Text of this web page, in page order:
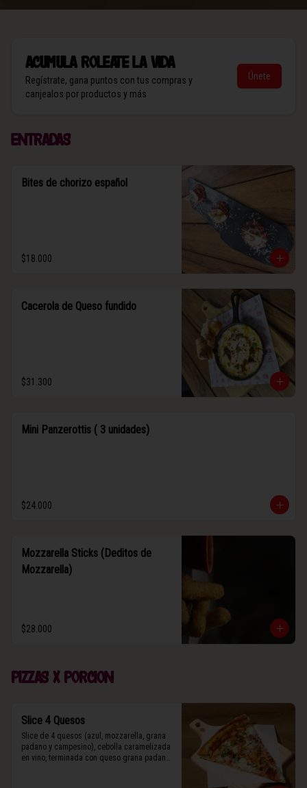
AcumulaRoleate la vida
Regístrate, gana puntos con tus compras y
canjealos por productos y más
Únete
Entradas
Bites de chorizo español
$18.000
Cacerola de Queso fundido
$31.300
Mini Panzerottis ( 3 unidades)
$24.000
Mozzarella Sticks (Deditos de
Mozzarella)
$28.000
Pizzas x porcion
Slice 4 Quesos
Slice de 4 quesos (azul, mozzarella, grana
padano y campesino), cebolla caramelizada
en vino, terminada con queso grana padano